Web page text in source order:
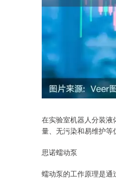
在实验室机器人分装
量、无污染和易维护等
思诺蠕动泵
蠕动泵的工作原理是